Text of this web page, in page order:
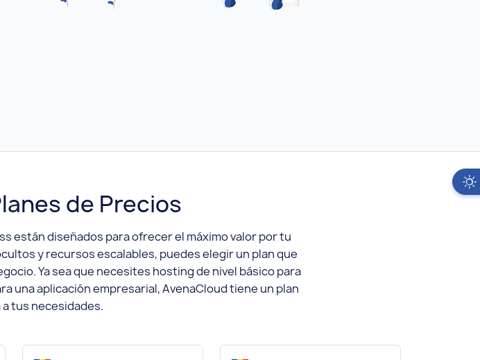
de Precios
están diseñados para ofrecer el máximo valor por tu
y recursos escalables, puedes elegir un plan que
Ya sea que necesites hosting de nivel básico para
una aplicación empresarial, AvenaCloud tiene un plan
tus necesidades.